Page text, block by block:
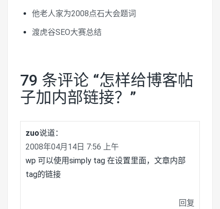
他老人家为2008点石大会题词
渡虎谷SEO大赛总结
79 条评论 “怎样给博客帖
子加内部链接？ ”
zuo说道：
2008年04月14日 7:56 上午
wp 可以使用simply tag 在设置里面，文章内部
tag的链接
回复